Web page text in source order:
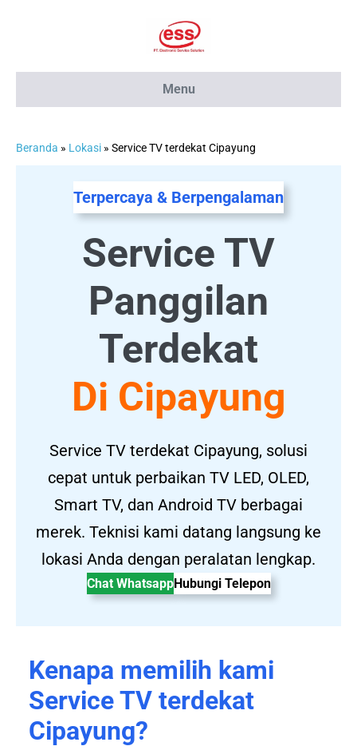
Menu
Beranda » Lokasi » Service TV terdekat Cipayung
Terpercaya & Berpengalaman
Service TV
Panggilan
Terdekat
Di Cipayung
Service TV terdekat Cipayung, solusi
cepat untuk perbaikan TV LED, OLED,
Smart TV, dan Android TV berbagai
merek. Teknisi kami datang langsung ke
lokasi Anda dengan peralatan lengkap.
Chat WhatsappHubungi Telepon
Kenapa memilih kami
Service TV terdekat
Cipayung?